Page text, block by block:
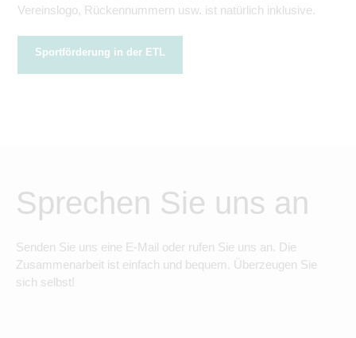
Vereinslogo, Rückennummern usw. ist natürlich inklusive.
Sportförderung in der ETL
Sprechen Sie uns an
Senden Sie uns eine E-Mail oder rufen Sie uns an. Die
Zusammenarbeit ist einfach und bequem. Überzeugen Sie
sich selbst!